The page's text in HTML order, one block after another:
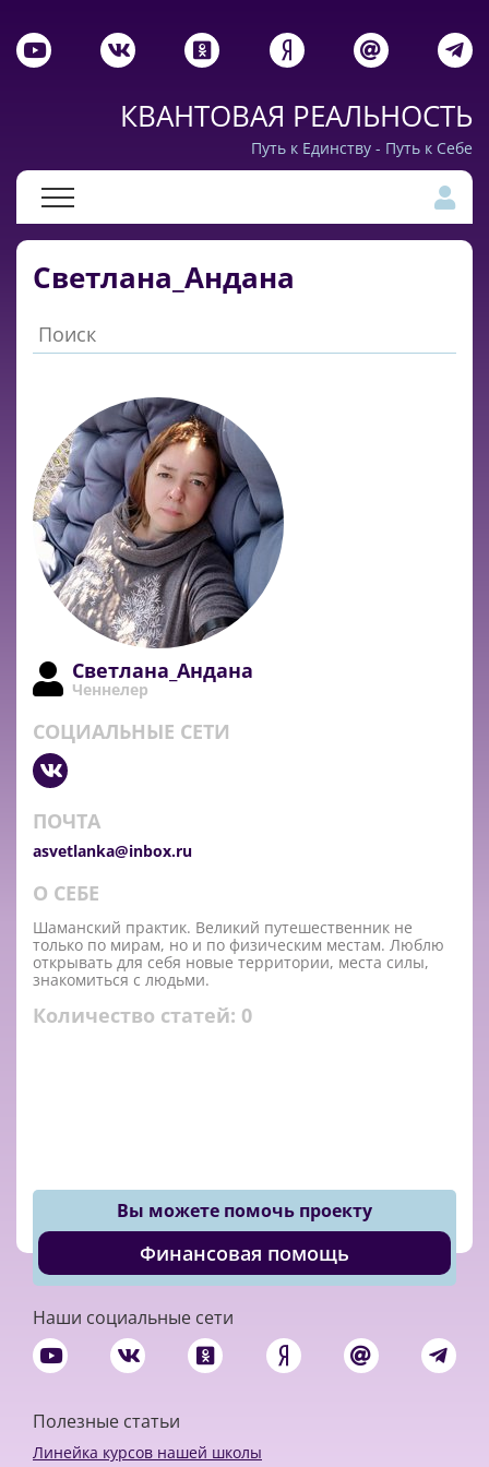
КВАНТОВАЯ РЕАЛЬНОСТЬ
Путь к Единству - Путь к Себе
Светлана_Андана
Светлана_Андана
Ченнелер
СОЦИАЛЬНЫЕ СЕТИ
ПОЧТА
asvetlanka@inbox.ru
О СЕБЕ
Шаманский практик. Великий путешественник не
только по мирам, но и по физическим местам. Люблю
открывать для себя новые территории, места силы,
знакомиться с людьми.
Количество статей: 0
Вы можете помочь проекту
Финансовая помощь
Наши социальные сети
Полезные статьи
Линейка курсов нашей школы